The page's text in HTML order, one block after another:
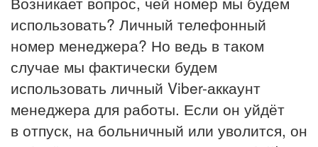
использовать? Личный телефонный
номер менеджера? Но ведь в таком
случае мы фактически будем
использовать личный Viber-аккаунт
менеджера для работы. Если он уйдёт
в отпуск, на больничный или уволится, он